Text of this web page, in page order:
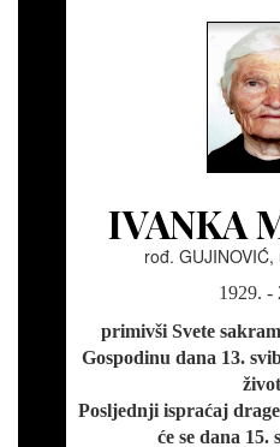
IVANKA
rođ.
1929. -
primivši Svete
Gospodinu dana 13.
Posljednji ispraćaj
će se dana 15.